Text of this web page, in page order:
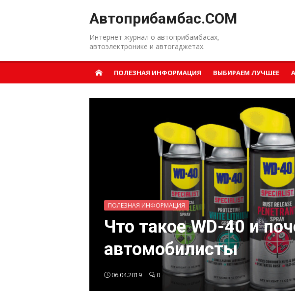
Автоприбамбас.COM
Интернет журнал о автоприбамбасах,
автоэлектронике и автогаджетах.
ПОЛЕЗНАЯ ИНФОРМАЦИЯ ВЫБИРАЕМ ЛУЧШЕЕ
ПОЛЕЗНАЯ ИНФОРМАЦИЯ
Что такое WD-40 и
автомобилисты
06.04.2019 0